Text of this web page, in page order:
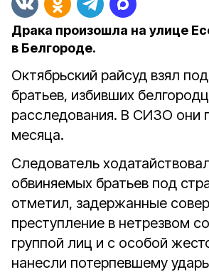
Драка произошла на улице
в Белгороде.
Октябрьский райсуд взял
братьев, избивших
расследования. В СИЗО они
месяца.
Следователь
обвиняемых братьев под
отметил, задержанные
преступление в нетрезвом
группой лиц и с особой
нанесли потерпевшему